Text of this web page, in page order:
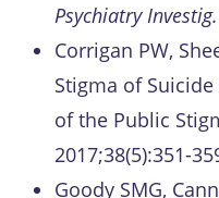
Psychiatry Investig.
Corrigan PW,
Stigma of Suicide
of the Public
2017;38(5):351-
Goody SMG,